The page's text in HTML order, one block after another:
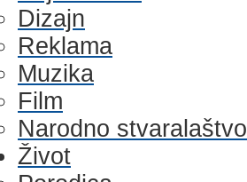
Dizajn
Reklama
Muzika
Film
Narodno stvaralaštvo
Život